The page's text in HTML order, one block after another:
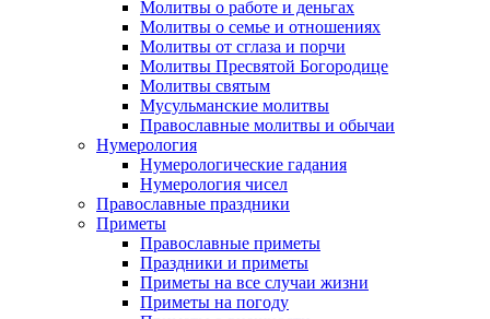
Молитвы о работе и деньгах
Молитвы о семье и отношениях
Молитвы от сглаза и порчи
Молитвы Пресвятой Богородице
Молитвы святым
Мусульманские молитвы
Православные молитвы и обычаи
Нумерология
Нумерологические гадания
Нумерология чисел
Православные праздники
Приметы
Православные приметы
Праздники и приметы
Приметы на все случаи жизни
Приметы на погоду